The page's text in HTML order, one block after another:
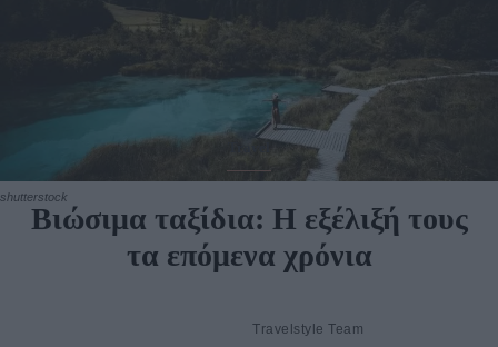
shutterstock
Βιώσιμα ταξίδια: Η εξέλιξή τους
τα επόμενα χρόνια
Travelstyle Team